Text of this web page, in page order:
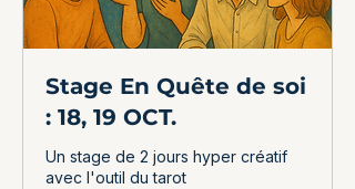
Stage En Quête de soi
: 18, 19 OCT.
Un stage de 2 jours hyper créatif
avec l'outil du tarot